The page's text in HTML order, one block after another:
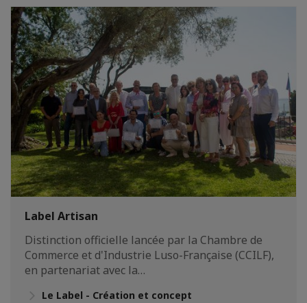
Label Artisan
Distinction officielle lancée par la Chambre de
Commerce et d'Industrie Luso-Française (CCILF),
en partenariat avec la…
Le Label - Création et concept